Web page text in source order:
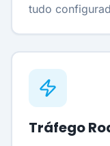
tudo
Tráfego